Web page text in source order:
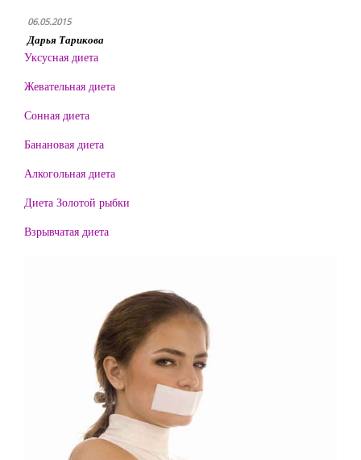
06.05.2015
Дарья Тарикова
Уксусная диета
Жевательная диета
Сонная диета
Банановая диета
Алкогольная диета
Диета Золотой рыбки
Взрывчатая диета